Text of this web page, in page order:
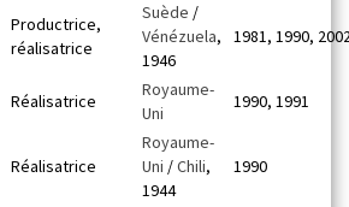
Productrice,
réalisatrice
Suède /
Vénézuela,
1946
1981, 1990,
Réalisatrice
Royaume-
Uni
1990, 1991
Réalisatrice
Royaume-
Uni /Chili,
1944
1990